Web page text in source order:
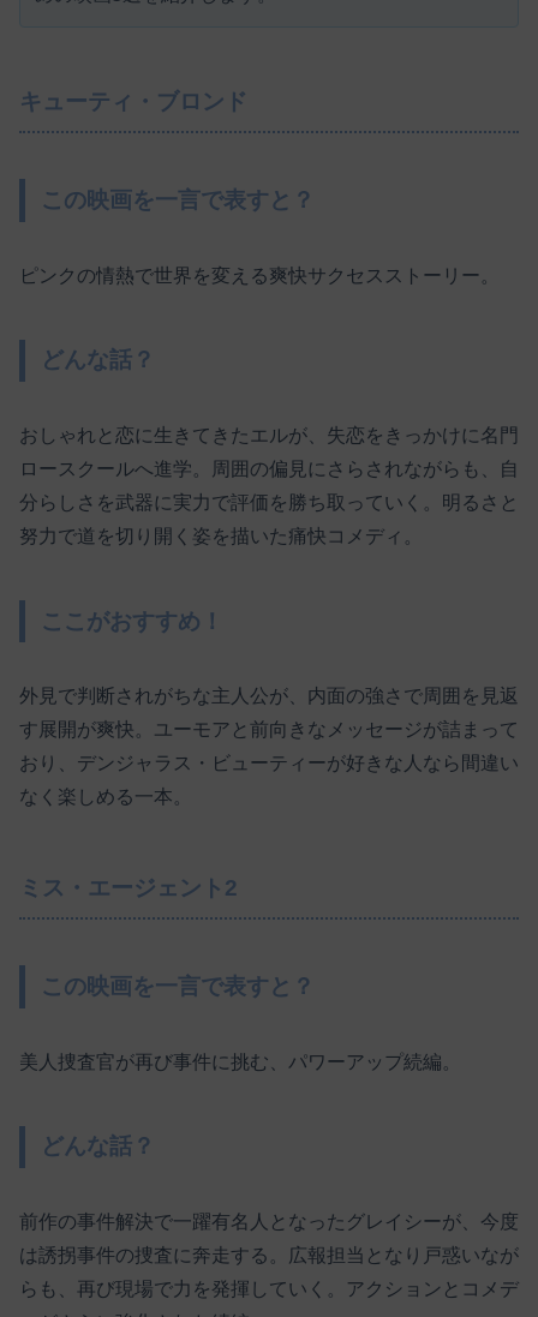
キューティ・ブロンド
この映画を一言で表すと？
ピンクの情熱で世界を変える爽快サクセスストーリー。
どんな話？
おしゃれと恋に生きてきたエルが、失恋をきっかけに名門
ロースクールへ進学。周囲の偏見にさらされながらも、自
分らしさを武器に実力で評価を勝ち取っていく。明るさと
努力で道を切り開く姿を描いた痛快コメディ。
ここがおすすめ！
外見で判断されがちな主人公が、内面の強さで周囲を見返
す展開が爽快。ユーモアと前向きなメッセージが詰まって
おり、デンジャラス・ビューティーが好きな人なら間違い
なく楽しめる一本。
ミス・エージェント2
この映画を一言で表すと？
美人捜査官が再び事件に挑む、パワーアップ続編。
どんな話？
前作の事件解決で一躍有名人となったグレイシーが、今度
は誘拐事件の捜査に奔走する。広報担当となり戸惑いなが
らも、再び現場で力を発揮していく。アクションとコメデ